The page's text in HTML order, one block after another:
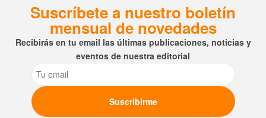
Suscríbete a nuestro boletín
mensual de novedades
Recibirás en tu email las últimas publicaciones, noticias y
eventos de nuestra editorial
Email